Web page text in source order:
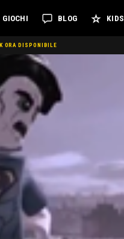
GIOCHI BLOG KIDS
ORA DISPONIBILE